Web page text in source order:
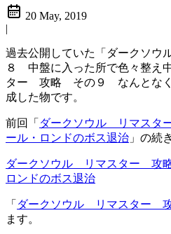
20 May, 2019
|
過去公開していた「ダークソ
８ 中盤に入った所で色々整え
ター 攻略 その９ なんとなく
成した物です。
前回「 ダークソウル リマス
ール・ロンドのボス退治 」の続
ダークソウル リマスター 攻
ロンドのボス退治
「 ダークソウル リマスター
ます。